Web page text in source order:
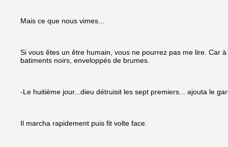
Mais ce que nous vimes...
Si vous êtes un être humain, vous ne pourrez pas me lire. Car
batiments noirs, enveloppés de brumes.
-Le huitième jour...dieu détruisit les sept premiers... ajouta le
Il marcha rapidement puis fit volte face.